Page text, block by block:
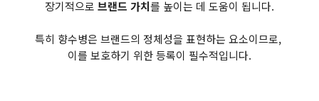
장기적으로 브랜드 가치를 높이는 데 도움이 됩니다.
특히 향수병은 브랜드의 정체성을 표현하는 요소이므로,
이를 보호하기 위한 등록이 필수적입니다.